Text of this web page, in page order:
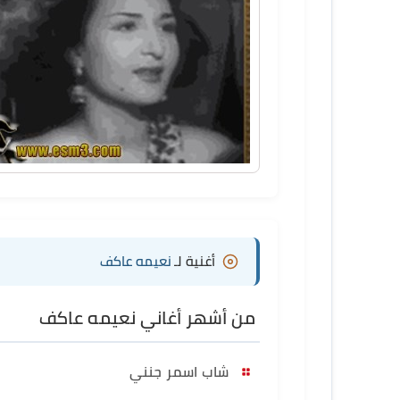
أغنية لـ نعيمه عاكف
من أشهر أغاني نعيمه عاكف
شاب اسمر جنني